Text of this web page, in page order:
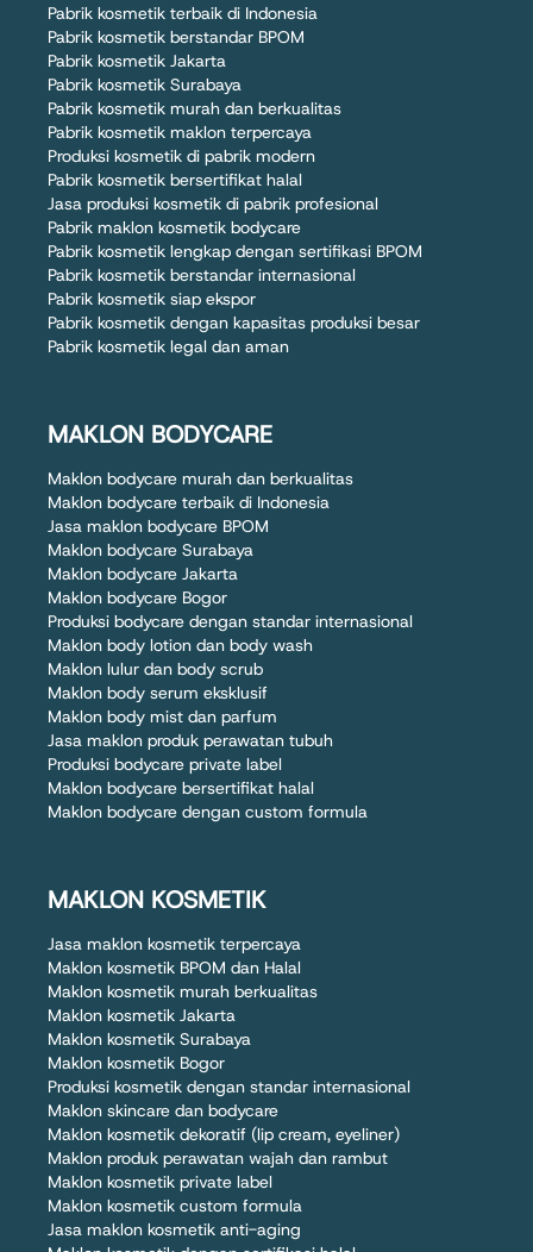
Pabrik kosmetik terbaik di Indonesia
Pabrik kosmetik berstandar BPOM
Pabrik kosmetik Jakarta
Pabrik kosmetik Surabaya
Pabrik kosmetik murah dan berkualitas
Pabrik kosmetik maklon terpercaya
Produksi kosmetik di pabrik modern
Pabrik kosmetik bersertifikat halal
Jasa produksi kosmetik di pabrik profesional
Pabrik maklon kosmetik bodycare
Pabrik kosmetik lengkap dengan sertifikasi BPOM
Pabrik kosmetik berstandar internasional
Pabrik kosmetik siap ekspor
Pabrik kosmetik dengan kapasitas produksi besar
Pabrik kosmetik legal dan aman
MAKLON BODYCARE
Maklon bodycare murah dan berkualitas
Maklon bodycare terbaik di Indonesia
Jasa maklon bodycare BPOM
Maklon bodycare Surabaya
Maklon bodycare Jakarta
Maklon bodycare Bogor
Produksi bodycare dengan standar internasional
Maklon body lotion dan body wash
Maklon lulur dan body scrub
Maklon body serum eksklusif
Maklon body mist dan parfum
Jasa maklon produk perawatan tubuh
Produksi bodycare private label
Maklon bodycare bersertifikat halal
Maklon bodycare dengan custom formula
MAKLON KOSMETIK
Jasa maklon kosmetik terpercaya
Maklon kosmetik BPOM dan Halal
Maklon kosmetik murah berkualitas
Maklon kosmetik Jakarta
Maklon kosmetik Surabaya
Maklon kosmetik Bogor
Produksi kosmetik dengan standar internasional
Maklon skincare dan bodycare
Maklon kosmetik dekoratif (lip cream, eyeliner)
Maklon produk perawatan wajah dan rambut
Maklon kosmetik private label
Maklon kosmetik custom formula
Jasa maklon kosmetik anti-aging